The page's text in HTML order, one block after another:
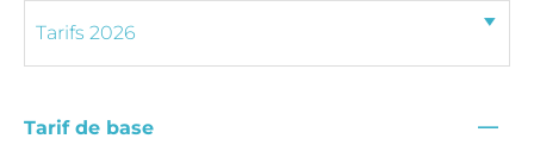
Tarif de base —